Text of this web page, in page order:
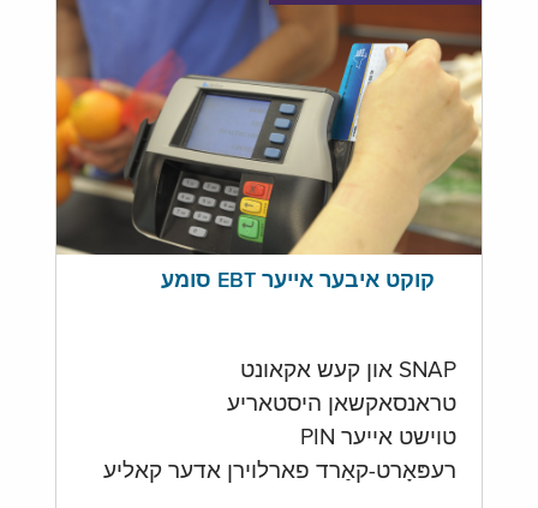
קוקט איבער אייער EBT סומע
SNAP און קעש אקאונט
טראנסאקשאן היסטאריע
טוישט אייער PIN
רעפּאָרט-קאַרד פארלוירן אדער קאליע